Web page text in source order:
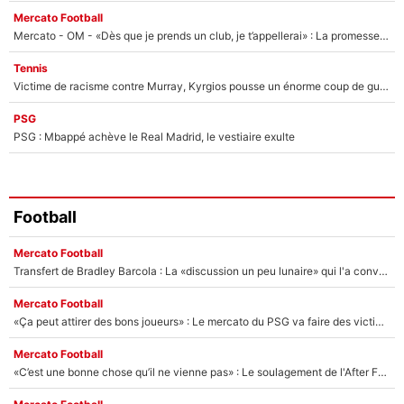
Mercato Football
Mercato - OM - «Dès que je prends un club, je t’appellerai» : La promesse de Marcelino au moment de claquer la porte
Tennis
Victime de racisme contre Murray, Kyrgios pousse un énorme coup de gueule !
PSG
PSG : Mbappé achève le Real Madrid, le vestiaire exulte
Football
Mercato Football
Transfert de Bradley Barcola : La «discussion un peu lunaire» qui l'a convaincu de quitter le PSG, son entourage est pointé du doigt
Mercato Football
«Ça peut attirer des bons joueurs» : Le mercato du PSG va faire des victimes dans l'effectif de Luis Enrique ?
Mercato Football
«C’est une bonne chose qu’il ne vienne pas» : Le soulagement de l'After Foot après le transfert avorté de Yan Diomandé au PSG